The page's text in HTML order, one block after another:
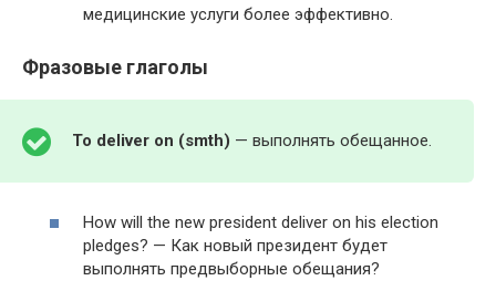
медицинские услуги более эффективно.
Фразовые глаголы
To deliv­er on (smth) — выполнять обещанное.
How will the new pres­i­dent deliv­er on his elec­tion
pledges? — Как новый президент будет
выполнять предвыборные обещания?